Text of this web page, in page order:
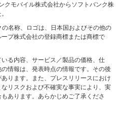
クモバイル株式会社からソフトバンク株
名称、ロゴは、日本国およびその他の
プ株式会社の登録商標または商標で
る内容、サービス／製品の価格、仕
情報は、発表時点の情報です。その後
ります。また、プレスリリースにおけ
リスクおよび不確実な事実により、実
あります。あらかじめご了承くださ